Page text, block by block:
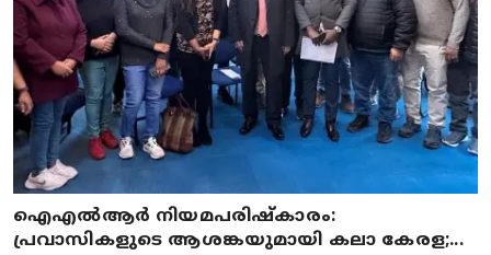
ഐഎൽആർ നിയമപരിഷ്കാരം:
പ്രവാസികളുടെ ആശങ്കയുമായി കലാ കേരള;...